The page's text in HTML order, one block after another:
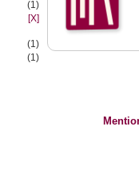
(1)
[X]
(1)
(1)